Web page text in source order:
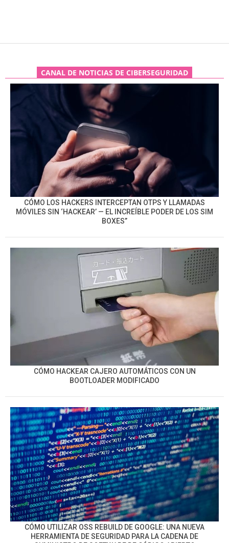
CANAL DE NOTICIAS DE CIBERSEGURIDAD
CÓMO LOS HACKERS INTERCEPTAN OTPS Y LLAMADAS
MÓVILES SIN ‘HACKEAR’ — EL INCREÍBLE PODER DE LOS SIM
BOXES”
CÓMO HACKEAR CAJERO AUTOMÁTICOS CON UN
BOOTLOADER MODIFICADO
CÓMO UTILIZAR OSS REBUILD DE GOOGLE: UNA NUEVA
HERRAMIENTA DE SEGURIDAD PARA LA CADENA DE